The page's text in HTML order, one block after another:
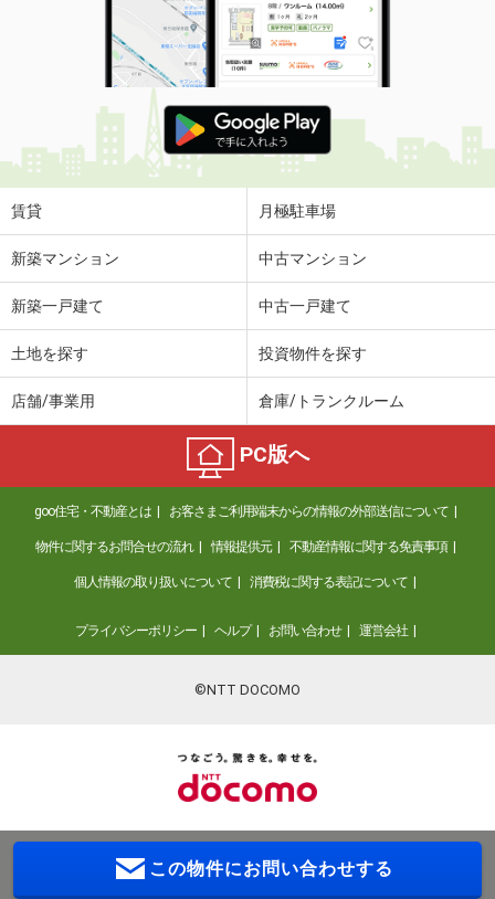
賃貸 月極駐車場
新築マンション 中古マンション
新築一戸建て 中古一戸建て
土地を探す 投資物件を探す
店舗/事業用 倉庫/トランクルーム
PC版へ
goo住宅・不動産とは お客さまご利用端末からの情報の外部送信について
物件に関するお問合せの流れ 情報提供元 不動産情報に関する免責事項
個人情報の取り扱いについて 消費税に関する表記について
プライバシーポリシー ヘルプ お問い合わせ 運営会社
©NTT DOCOMO
この物件にお問い合わせする